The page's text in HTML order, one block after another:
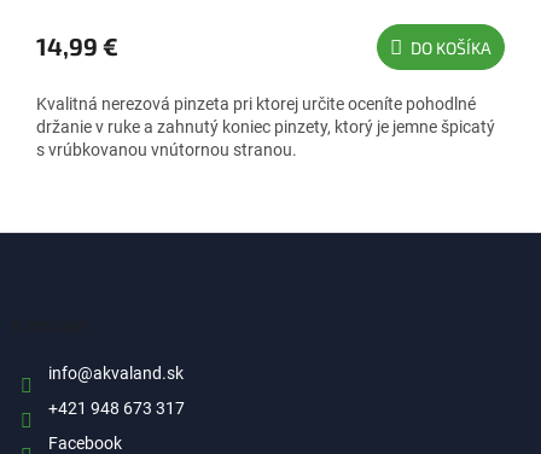
14,99 € DO KOŠÍKA
Kvalitná nerezová pinzeta pri ktorej určite oceníte pohodlné
držanie v ruke a zahnutý koniec pinzety, ktorý je jemne špicatý
s vrúbkovanou vnútornou stranou.
info@akvaland.sk
+421 948 673 317
Facebook